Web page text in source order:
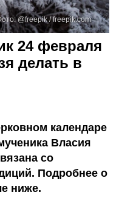
@freepik /freepik.com
24 февраля
делать в
календаре
Власия
со
Подробнее о
ниже.